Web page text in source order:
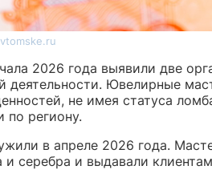
2026 года выявили две
деятельности. Ювелирные
не имея статуса
по региону.
в апреле 2026 года.
и серебра и выдавали